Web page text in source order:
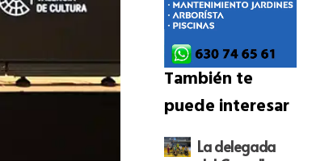
También te
puede interesar
La delegada